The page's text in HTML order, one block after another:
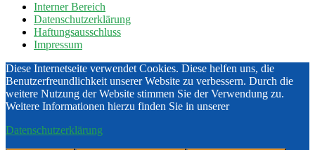
Interner Bereich
Datenschutzerklärung
Haftungsausschluss
Impressum
Diese Internetseite verwendet Cookies. Diese helfen uns, die
Benutzerfreundlichkeit unserer Website zu verbessern. Durch die
weitere Nutzung der Website stimmen Sie der Verwendung zu.
Weitere Informationen hierzu finden Sie in unserer
Datenschutzerklärung